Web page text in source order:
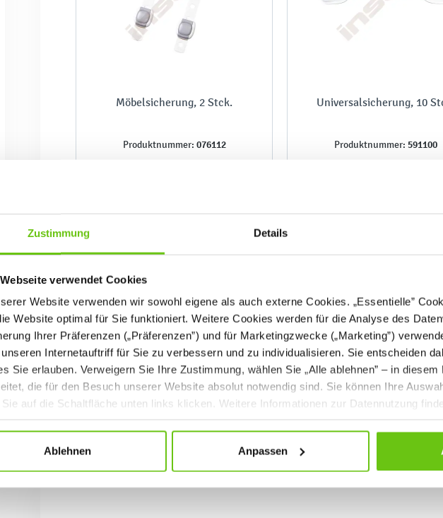
Zustimmung Details
verwendet Cookies
Website verwenden wir sowohl eigene als auch externe Cookies. „Essentielle”
Website optimal für Sie funktioniert. Weitere Cookies werden für die Analyse des
Ihrer Präferenzen („Präferenzen”) und für Marketingzwecke („Marketing”)
Internetauftriff für Sie zu verbessern und zu individualisieren. Sie entscheiden
Sie erlauben. Verweigern Sie Ihre Zustimmung, wählen Sie „Alle ablehnen” – in
die für den Besuch unserer Website absolut notwendig sind. Sie können Ihre
Sie auf die Schaltfläche unten links klicken. Weitere Informationen zur Datennutzung
.
Ablehnen Anpassen
Möbelsicherung, 2 Stck.
Produktnummer: 076112
Universalsicherung, 10
Produktnummer: 591100